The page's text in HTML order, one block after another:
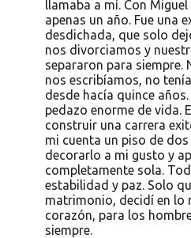
llamaba a mí. Con
apenas un año. Fue una
desdichada, que solo
nos divorciamos y
separaron para siempre.
nos escribíamos, no
desde hacía quince
pedazo enorme de vida.
construir una carrera
mi cuenta un piso de
decorarlo a mi gusto y
completamente sola.
estabilidad y paz. Solo
matrimonio, decidí en lo
corazón, para los
siempre.